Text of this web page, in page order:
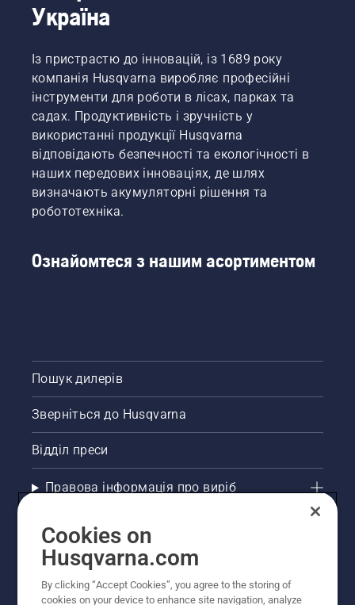
Україна
Із пристрастю до інновацій, із 1689 року
компанія Husqvarna виробляє професійні
інструменти для роботи в лісах, парках та
садах. Продуктивність і зручність у
використанні продукції Husqvarna
відповідають безпечності та екологічності в
наших передових інноваціях, де шлях
визначають акумуляторні рішення та
робототехніка.
Ознайомтеся з нашим асортиментом
Пошук дилерів
Зверніться до Husqvarna
Відділ преси
Правова інформація про виріб
Інші сайти Husqvarna
Рекомендовані інтернет-магазини
Cookies on
Husqvarna.com
By clicking “Accept Cookies”, you agree to the storing of
cookies on your device to enhance site navigation, analyze